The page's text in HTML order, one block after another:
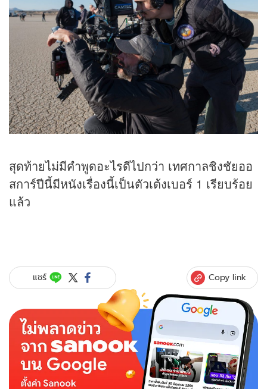
สุดท้ายไม่มีคำพูดอะไรดีไปกว่า เทศกาลชิงชัยออ
สการ์ปีนี้มีหนังเรื่องนี้เป็นตัวเต้งเบอร์ 1 เรียบร้อย
แล้ว
แชร์ Copy link